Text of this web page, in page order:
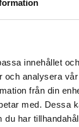
innehållet
och analysera
från din
med. Dessa
har